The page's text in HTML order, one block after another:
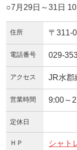
○7月29日～31日
住所 〒311-
電話番号 029-
アクセス JR水郡
営業時間 9:00～
定休日
ＨＰ シャト